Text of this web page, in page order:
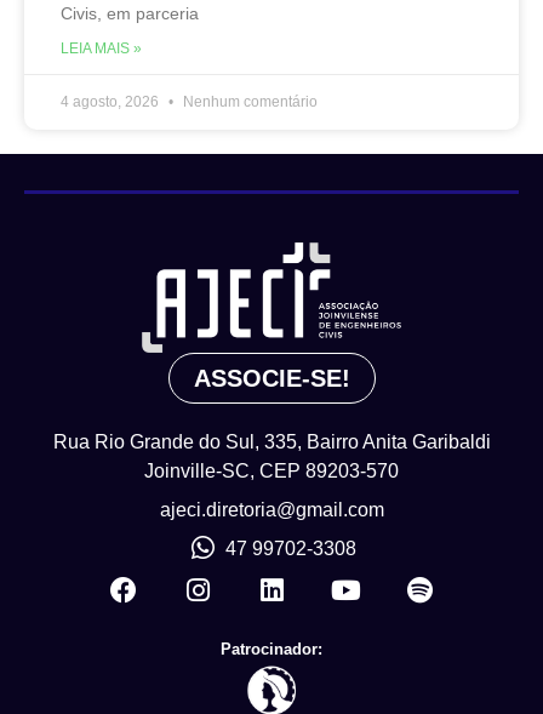
Civis, em parceria
LEIA MAIS »
4 agosto, 2026 Nenhum comentário
ASSOCIE-SE!
Rua Rio Grande do Sul, 335, Bairro Anita Garibaldi
Joinville-SC, CEP 89203-570
ajeci.diretoria@gmail.com
47 99702-3308
Patrocinador: